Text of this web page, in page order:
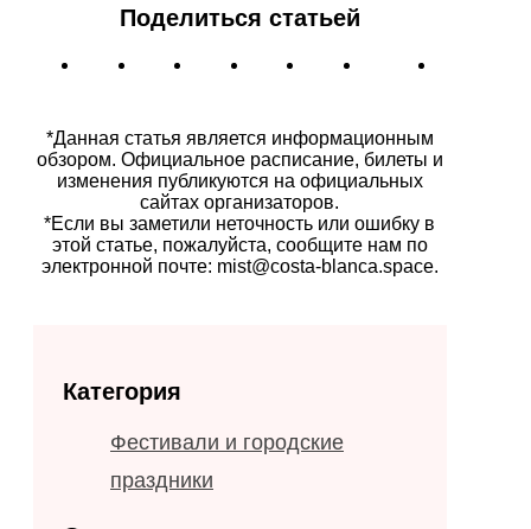
Поделиться статьей
*Данная статья является информационным
обзором. Официальное расписание, билеты и
изменения публикуются на официальных
сайтах организаторов.
*Если вы заметили неточность или ошибку в
этой статье, пожалуйста, сообщите нам по
электронной почте: mist@costa-blanca.space.
Категория
Фестивали и городские
праздники